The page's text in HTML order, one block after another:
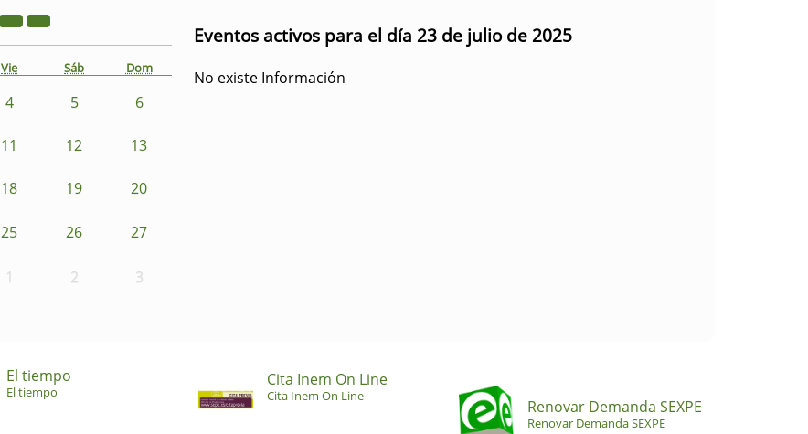
Vie Sáb Dom
4 5 6
11 12 13
18 19 20
25 26 27
1 2 3
Eventos activos para el día 23 de julio de 2025
No existe Información
El tiempo
El tiempo
Cita Inem On Line
Cita Inem On Line
Renovar Demanda SEXPE
Renovar Demanda SEXPE